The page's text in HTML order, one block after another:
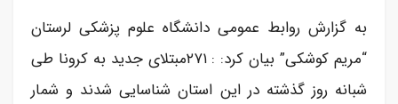
به گزارش روابط عمومی دانشگاه علوم پزشکی لرستان
“مریم کوشکی” بیان کرد: : ۲۷۱مبتلای جدید به کرونا طی
شبانه روز گذشته در این استان شناسایی شدند و شمار